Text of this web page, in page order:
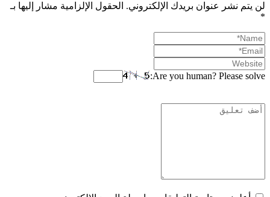
لن يتم نشر عنوان بريدك الإلكتروني. الحقول الإلزامية مشار إليها بـ
*
Are you human? Please solve: